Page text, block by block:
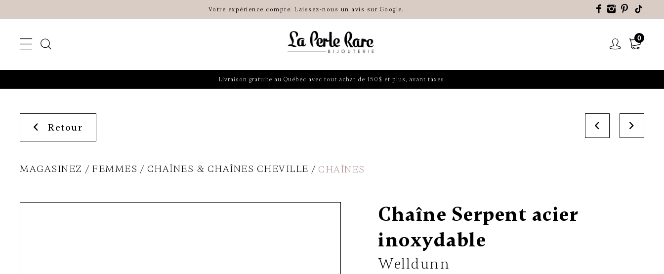
Votre expérience compte. Laissez-nous un avis sur Google.
0
Livraison gratuite au Québec avec tout achat de 150$ et plus, avant taxes.
Retour
MAGASINEZ FEMMES CHAÎNES & CHAÎNES CHEVILLE CHAÎNES
Chaîne Serpent acier
inoxydable
Welldunn